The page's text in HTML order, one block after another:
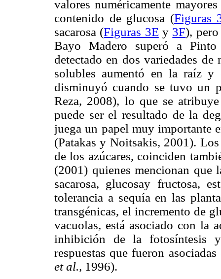
valores numéricamente
contenido de glucosa (Figuras
sacarosa (Figuras 3E y 3F),
Bayo Madero superó a
detectado en dos variedades
solubles aumentó en la raíz y
disminuyó cuando se tuvo un
Reza, 2008), lo que se
puede ser el resultado de la
juega un papel muy importante
(Patakas y Noitsakis, 2001).
de los azúcares, coinciden
(2001) quienes mencionan que
sacarosa, glucosay fructosa,
tolerancia a sequía en las
transgénicas, el incremento de
vacuolas, está asociado con la
inhibición de la fotosíntesis
respuestas que fueron
et al., 1996).